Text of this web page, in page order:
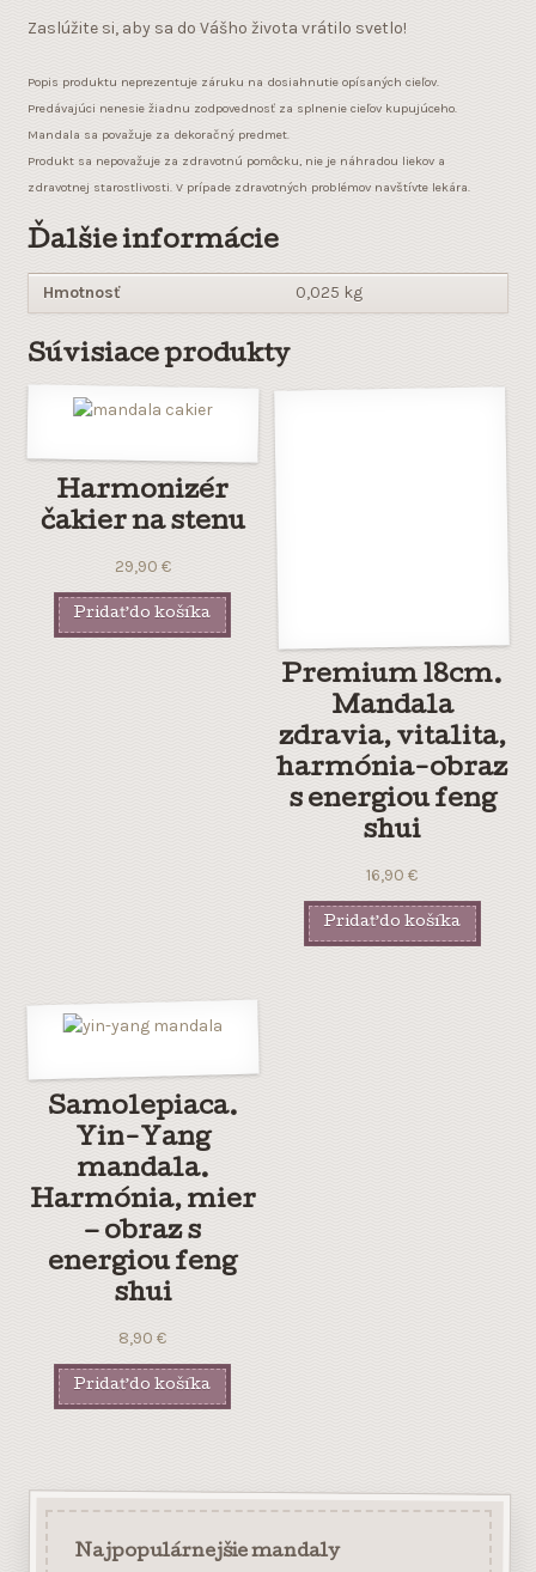
Zaslúžite si, aby sa do Vášho života vrátilo svetlo!
Popis produktu neprezentuje záruku na dosiahnutie opísaných cieľov.
Predávajúci nenesie žiadnu zodpovednosť za splnenie cieľov kupujúceho.
Mandala sa považuje za dekoračný predmet.
Produkt sa nepovažuje za zdravotnú pomôcku, nie je náhradou liekov a
zdravotnej starostlivosti. V prípade zdravotných problémov navštívte lekára.
Ďalšie informácie
Hmotnosť 0,025 kg
Súvisiace produkty
Harmonizér
čakier na stenu
29,90 €
Pridať do košíka
Premium 18cm.
Mandala
zdravia, vitalita,
harmónia-obraz
s energiou feng
shui
16,90€
Pridať do košíka
Samolepiaca.
Yin-Yang
mandala.
Harmónia, mier
– obraz s
energiou feng
shui
8,90€
Pridať do košíka
Najpopulárnejšie mandaly